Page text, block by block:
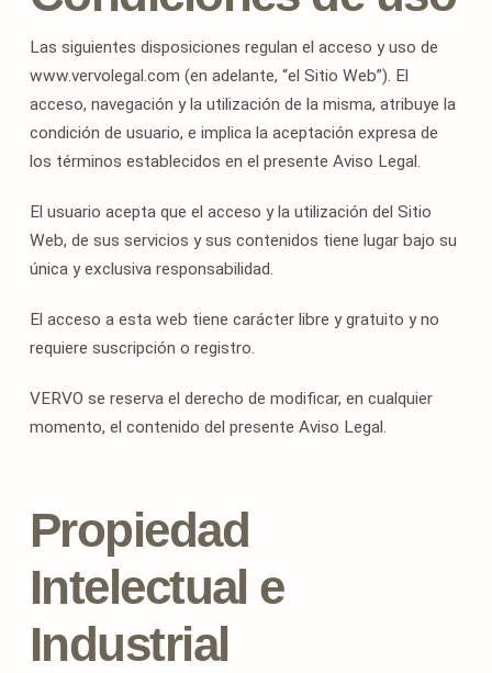
Las siguientes disposiciones regulan el acceso y uso de
www.vervolegal.com (en adelante, “el Sitio Web”). El
acceso, navegación y la utilización de la misma, atribuye la
condición de usuario, e implica la aceptación expresa de
los términos establecidos en el presente Aviso Legal.
El usuario acepta que el acceso y la utilización del Sitio
Web, de sus servicios y sus contenidos tiene lugar bajo su
única y exclusiva responsabilidad.
El acceso a esta web tiene carácter libre y gratuito y no
requiere suscripción o registro.
VERVO se reserva el derecho de modificar, en cualquier
momento, el contenido del presente Aviso Legal.
Propiedad
Intelectual e
Industrial